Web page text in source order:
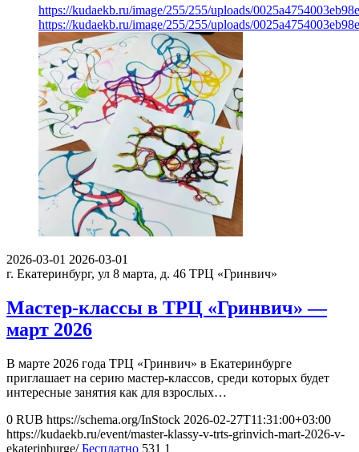
https://kudaekb.ru/image/255/255/uploads/
https://kudaekb.ru/image/255/255/uploads/
2026-03-01 2026-03-01
г. Екатеринбург, ул 8 марта, д. 46 ТРЦ «Гринвич»
Мастер-классы в ТРЦ «Гринвич» —
март 2026
В марте 2026 года ТРЦ «Гринвич» в Екатеринбурге
приглашает на серию мастер-классов, среди которых будет
интересные занятия как для взрослых…
0 RUB https://schema.org/InStock 2026-02-27T11:31:00+03:00
https://kudaekb.ru/event/master-klassy-v-trts-grinvich-mart-2026-v-
ekaterinburge/ Бесплатно 531 1